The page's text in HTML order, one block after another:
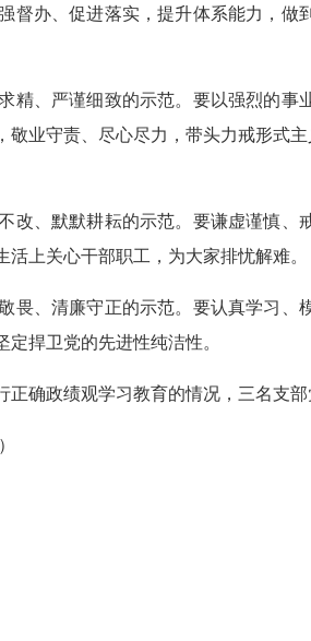
督办、促进落实，提升体系能力，
、严谨细致的示范。要以强烈的事
业守责、尽心尽力，带头力戒形式
、默默耕耘的示范。要谦虚谨慎、
上关心干部职工，为大家排忧解难。
、清廉守正的示范。要认真学习、
定捍卫党的先进性纯洁性。
政绩观学习教育的情况，三名支部